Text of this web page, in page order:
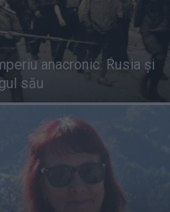
anacronic: Rusia și
său